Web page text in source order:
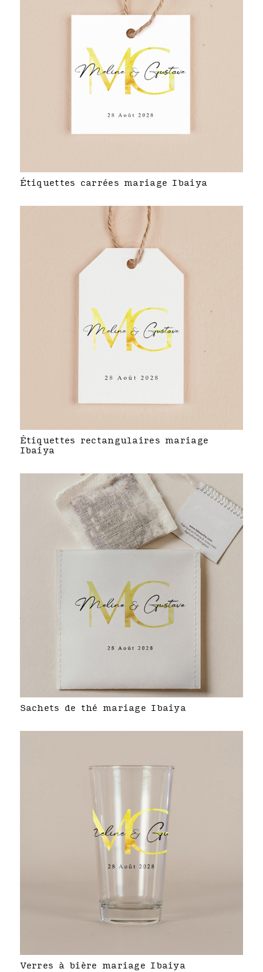
Étiquettes carrées mariage Ibaiya
Étiquettes rectangulaires mariage
Ibaiya
Sachets de thé mariage Ibaiya
Verres à bière mariage Ibaiya